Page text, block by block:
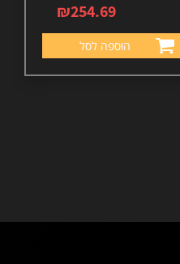
₪254.69
הוספה לסל